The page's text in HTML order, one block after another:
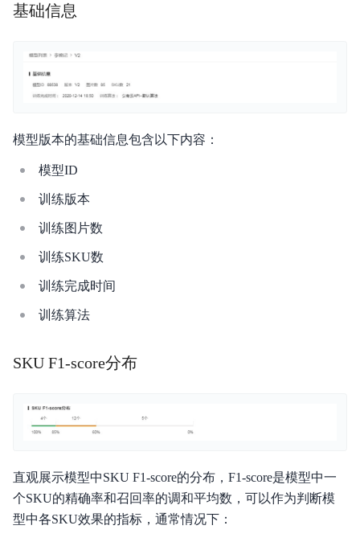
基础信息
模型版本的基础信息包含以下内容：
模型ID
训练版本
训练图片数
训练SKU数
训练完成时间
训练算法
SKU F1-score分布
直观展示模型中SKU F1-score的分布，F1-score是模型中一
个SKU的精确率和召回率的调和平均数，可以作为判断模
型中各SKU效果的指标，通常情况下：